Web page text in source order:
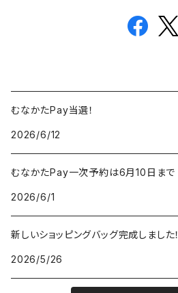
むなかたPay当選！
2026/6/12
むなかたPay一次予約は6月10日まで
2026/6/1
新しいショッピングバッグ完成しました！
2026/5/26